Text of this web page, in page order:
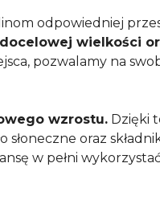
odpowiedniej
wielkości
pozwalamy na
wzrostu. Dzięki
oraz
w pełni